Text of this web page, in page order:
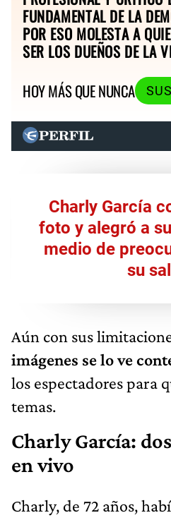
FUNDAMENTAL DE LA
POR ESO MOLESTA A
SER LOS DUEÑOS DE LA
HOY MÁS QUE NUNCA
Charly García
foto y alegró a
medio de
su
Aún con sus
imágenes se lo ve
los espectadores para
temas.
Charly García:
en vivo
Charly, de 72 años,